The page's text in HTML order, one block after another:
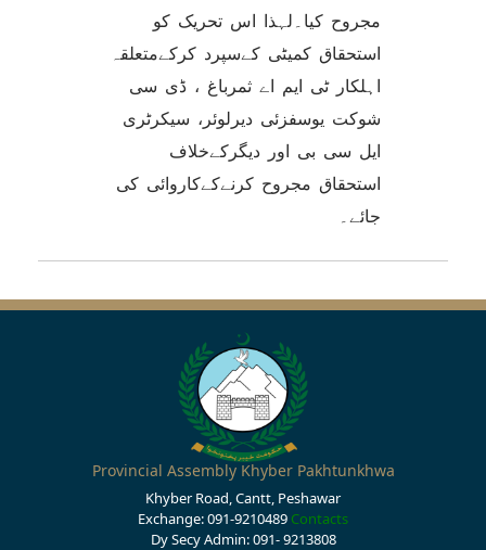
مجروح کیا۔لہذا اس تحریک کو
استحقاق کمیٹی کےسپرد کرکےمتعلقہ
اہلکار ٹی ایم اے ثمرباغ ، ڈی سی
شوکت یوسفزئی دیرلوئر، سیکرٹری
ایل سی بی اور دیگرکےخلاف
استحقاق مجروح کرنےکےکاروائی کی
جائے۔
Provincial Assembly Khyber Pakhtunkhwa
Khyber Road, Cantt, Peshawar
Exchange: 091-9210489 Contacts
Dy Secy Admin: 091- 9213808